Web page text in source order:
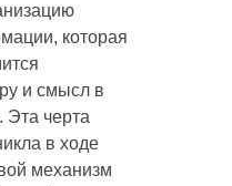
которая
и смысл в
черта
в ходе
механизм